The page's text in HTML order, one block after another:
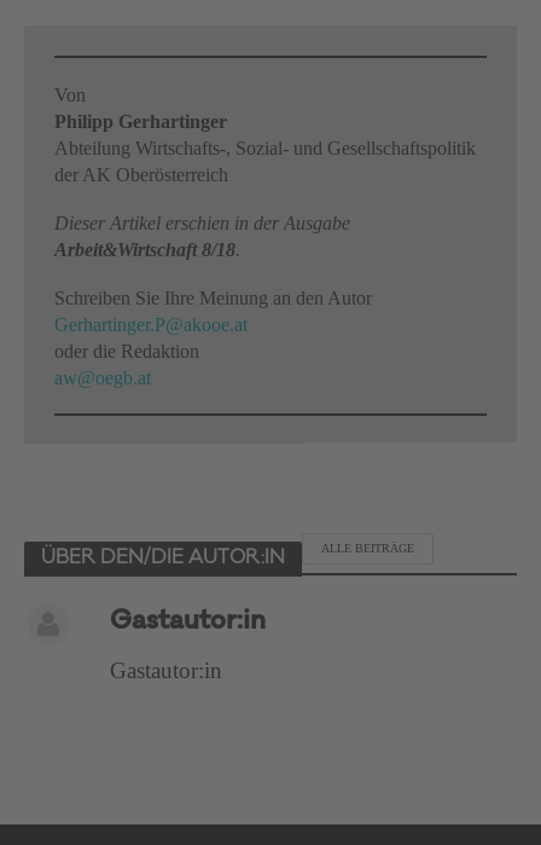
Von
Philipp Gerhartinger
Abteilung Wirtschafts-, Sozial- und Gesellschaftspolitik
der AK Oberösterreich
Dieser Artikel erschien in der Ausgabe
Arbeit&Wirtschaft 8/18.
Schreiben Sie Ihre Meinung an den Autor
Gerhartinger.P@akooe.at
oder die Redaktion
aw@oegb.at
ÜBER DEN/DIE AUTOR:IN
ALLE BEITRÄGE
Gastautor:in
Gastautor:in